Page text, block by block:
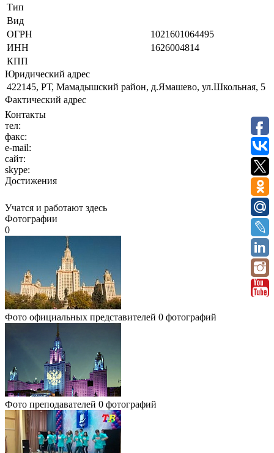
Тип
Вид
ОГРН
1021601064495
ИНН
1626004814
КПП
Юридический адрес
422145, РТ, Мамадышский район, д.Ямашево, ул.Школьная, 5
Фактический адрес
Контакты
тел:
факс:
e-mail:
сайт:
skype:
Достижения
Учатся и работают здесь
Фотографии
0
Фото официальных представителей 0 фотографий
Фото преподавателей 0 фотографий